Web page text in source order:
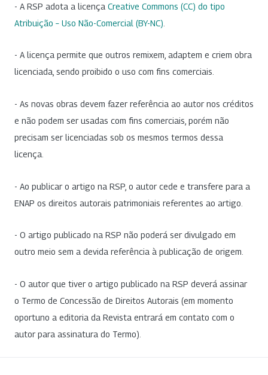
- A RSP adota a licença Creative Commons (CC) do tipo
Atribuição – Uso Não-Comercial (BY-NC)
- A licença permite que outros remixem, adaptem e criem obra
licenciada, sendo proibido o uso com fins comerciais.
- As novas obras devem fazer referência ao autor nos créditos
e não podem ser usadas com fins comerciais, porém não
precisam ser licenciadas sob os mesmos termos dessa
licença.
- Ao publicar o artigo na RSP, o autor cede e transfere para a
ENAP os direitos autorais patrimoniais referentes ao artigo.
- O artigo publicado na RSP não poderá ser divulgado em
outro meio sem a devida referência à publicação de origem.
- O autor que tiver o artigo publicado na RSP deverá assinar
o Termo de Concessão de Direitos Autorais (em momento
oportuno a editoria da Revista entrará em contato com o
autor para assinatura do Termo).